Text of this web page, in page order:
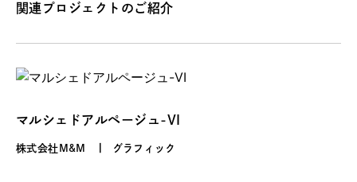
関連プロジェクトのご紹介
マルシェドアルページュ-VI
株式会社M&M グラフィック